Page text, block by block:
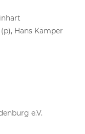
Hans Kämper
e.V.